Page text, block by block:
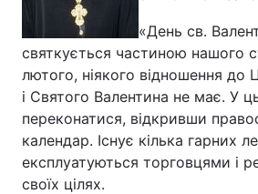
«День св.
святкується частиною нашого
лютого, ніякого відношення до
і Святого Валентина не має. У
переконатися, відкривши
календар. Існує кілька гарних
експлуатуються торговцями і
своїх цілях.